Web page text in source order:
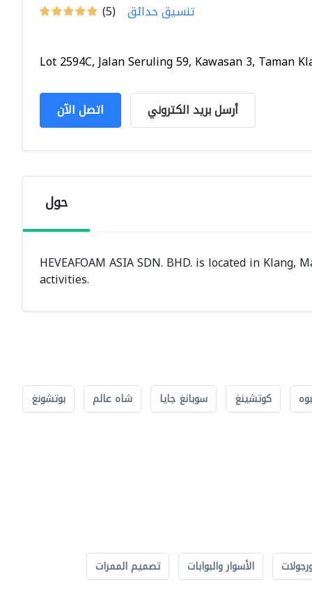
(5) تنسيق حدائق
Lot 2594C, Jalan Seruling 59, Kawasan 3, Taman
اتصل الآن أرسل بريد الكتروني
حول
HEVEAFOAM ASIA SDN. BHD. is located in
activities.
كوتشينغ سوبانغ جايا شاه عالم بوتشونغ
الأسوار والبوابات تصميم الممرات